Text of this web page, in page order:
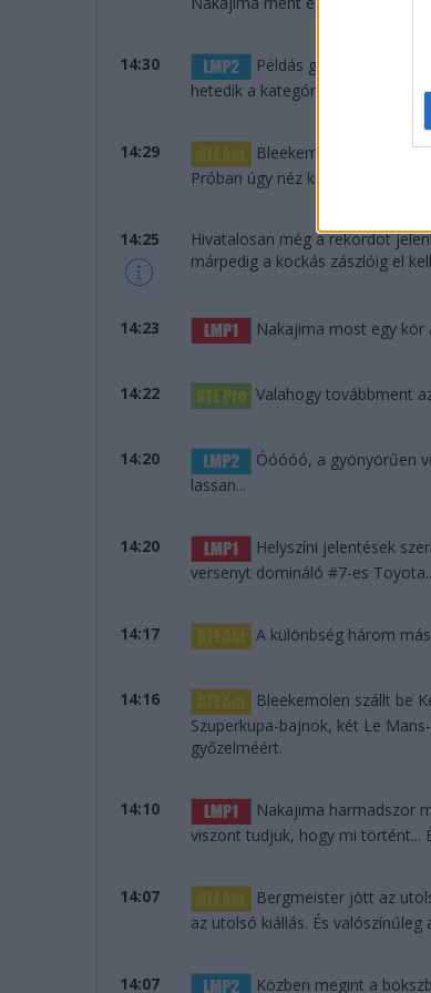
14:30
Példás gyorsasággal
hetedik a kategóriájában.
14:29
Bleekemolen
Próban úgy néz ki, hogy nem
14:25
Hivatalosan még a rekordot
márpedig a kockás zászlóig el
14:23 Nakajima most egy kör
14:22 Valahogy továbbment
14:20
Óóóóó, a gyönyörűen
lassan...
14:20
Helyszíni jelentések
versenyt domináló #7-es
14:17 A különbség három
14:16
Bleekemolen szállt be
Szuperkupa-bajnok, két Le
győzelméért.
14:10
Nakajima harmadszor
viszont tudjuk, hogy mi történt...
14:07
Bergmeister jött az
az utolsó kiállás. És valószínűleg
14:07 Közben megint a